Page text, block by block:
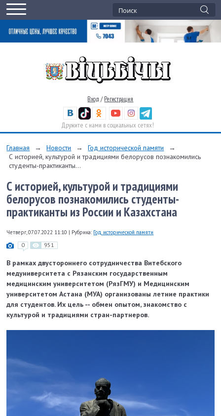
Вход / Регистрация
Дружите с нами в социальных сетях!
Главная → Новости → Год исторической памяти
→
С историей, культурой и традициями белорусов познакомились
студенты-практиканты...
С историей, культурой и традициями
белорусов познакомились студенты-
практиканты из России и Казахстана
Четверг, 07.07.2022 11:10 | Рубрика: Год исторической памяти
0 951
В рамках двустороннего сотрудничества Витебского
медуниверситета с Рязанским государственным
медицинским университетом (РязГМУ) и Медицинским
университетом Астана (МУА) организованы летние практики
для студентов. Их цель -- обмен опытом, знакомство с
культурой и традициями стран-партнеров.